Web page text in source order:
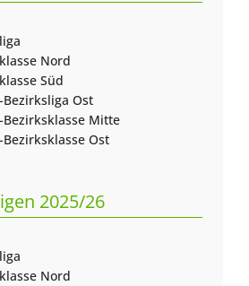
Nord
Süd
Ost
Mitte
Ost
2025/26
Nord